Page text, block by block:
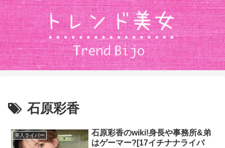
石原彩香
美人ライバー
石原彩香のwiki!身長や事務所&弟
はゲーマー?[17イチナナライバ